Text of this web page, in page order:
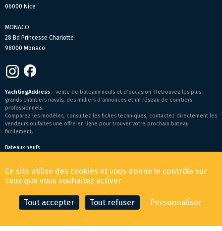
CONTACTER LE COURTIER FAIRE UNE OFFRE
06000 Nice
MONACO
28 Bd Princesse Charlotte
98000 Monaco
YachtingAddress - vente de bateaux neufs et d’occasion. Retrouvez les plus
grands chantiers navals, des milliers d’annonces et un réseau de courtiers
professionnels.
Comparez les modèles, consultez les fiches techniques, contactez directement les
vendeurs ou faites une offre en ligne pour trouver votre prochain bateau
facilement.
Bateaux neufs
© 2026 YachtingAddress.com
Ce site utilise des cookies et vous donne le contrôle sur
ceux que vous souhaitez activer
Tout accepter Tout refuser Personnaliser